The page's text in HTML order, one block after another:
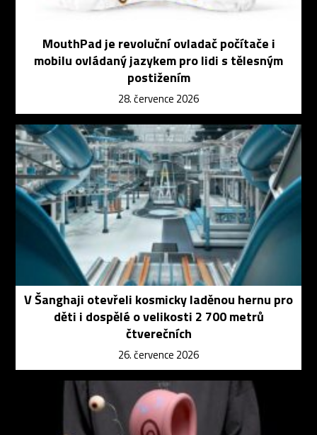
MouthPad je revoluční ovladač počítače i
mobilu ovládaný jazykem pro lidi s tělesným
postižením
28. července 2026
V Šanghaji otevřeli kosmicky laděnou hernu pro
děti i dospělé o velikosti 2 700 metrů
čtverečních
26. července 2026